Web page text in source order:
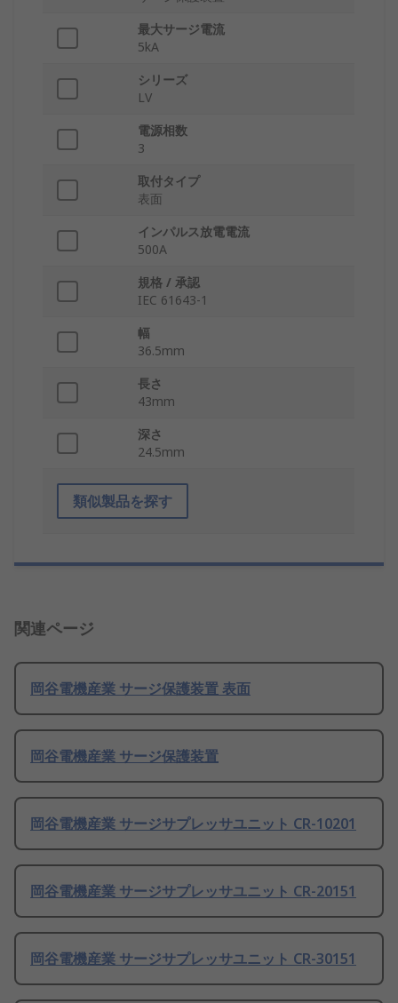
最大サージ電流
5kA
シリーズ
LV
電源相数
3
取付タイプ
表面
インパルス放電電流
500A
規格 / 承認
IEC 61643-1
幅
36.5mm
長さ
43mm
深さ
24.5mm
類似製品を探す
関連ページ
岡谷電機産業 サージ保護装置 表面
岡谷電機産業 サージ保護装置
岡谷電機産業 サージサプレッサユニット CR-10201
岡谷電機産業 サージサプレッサユニット CR-20151
岡谷電機産業 サージサプレッサユニット CR-30151